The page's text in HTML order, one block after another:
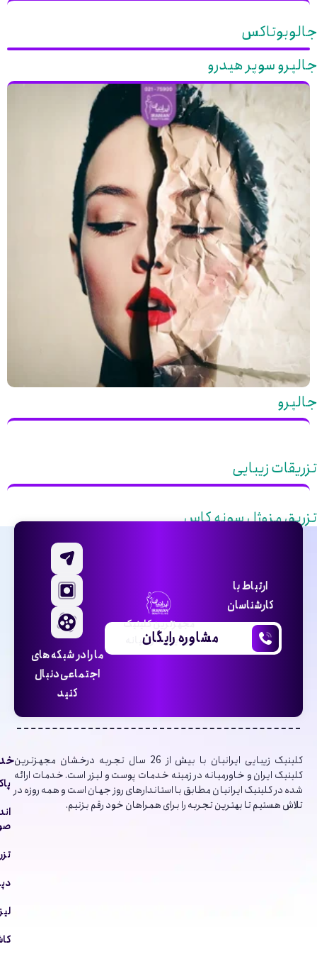
جالوبوتاکس
جالپرو سوپر هیدرو
جالپرو
تزریقات زیبایی
تزریق مزوژل سونه کاس
ارتباط با
کارشناسان
مشاوره رایگان
مجهزترین کلینیک
زیبایی خاورمیانه
ما را در شبکه های
اجتماعی دنبال
کنید
کلینیک‌ زیبایی ایرانیان با بیش از 26 سال تجربه درخشان مجهزترین
کلینیک ایران و خاورمیانه در زمینه خدمات پوست و لیزر است. خدمات ارائه
شده در کلینیک ایرانیان مطابق با استاندارهای روز جهان است و همه روزه در
تلاش هستیم تا بهترین تجربه را برای همراهان خود رقم بزنیم.